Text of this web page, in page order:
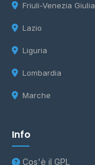
Friuli-Venezia Giulia
Lazio
Liguria
Lombardia
Marche
Info
Cos'è il GPL